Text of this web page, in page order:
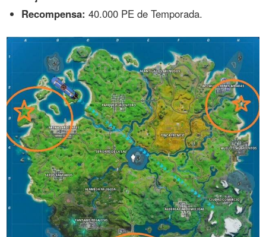
Recompensa: 40.000 PE de Temporada.